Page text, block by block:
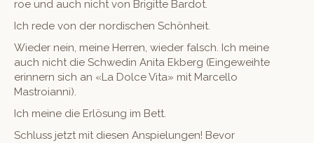
roe und auch nicht von Brigitte Bardot.
Ich rede von der nordis­chen Schönheit.
Wieder nein, meine Her­ren, wieder falsch. Ich meine
auch nicht die Schwedin Ani­ta Ekberg (Eingewei­hte
erin­nern sich an «La Dolce Vita» mit Mar­cel­lo
Mastroianni).
Ich meine die Erlö­sung im Bett.
Schluss jet­zt mit diesen Anspielun­gen! Bevor